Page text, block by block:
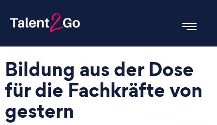
Bildung aus der Dose
für die Fachkräfte von
gestern